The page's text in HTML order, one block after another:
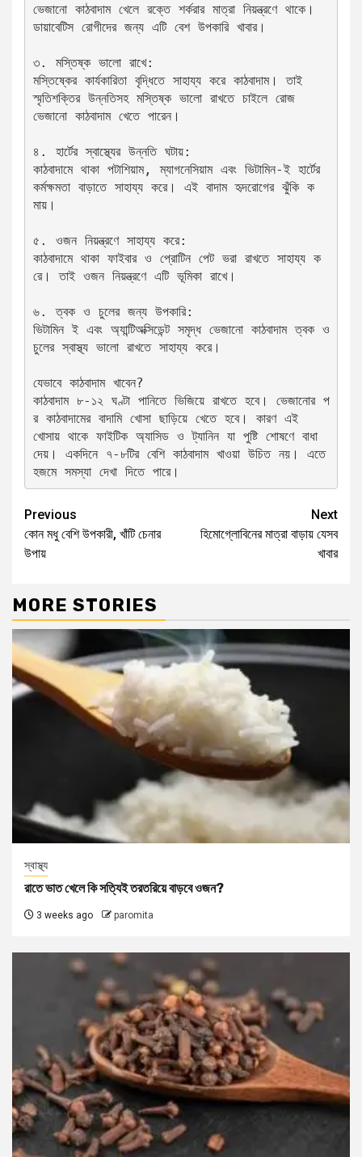
ভেজানো কাঠবাদাম খেলে রক্তে শর্করার মাত্রা নিয়ন্ত্রণে থাকে।
ডায়াবেটিস রোগীদের জন্য এটি বেশ উপকারি খাবার।
৩. মস্তিষ্ক ভালো রাখে:
মস্তিষ্কের কার্যকারিতা বৃদ্ধিতে সাহায্য করে কাঠবাদাম। তাই
স্মৃতিশক্তির উন্নতিসহ মস্তিষ্ক ভালো রাখতে চাইলে রোজ
ভেজানো কাঠবাদাম খেতে পারেন।
৪. হার্টের স্বাস্থ্যের উন্নতি ঘটায়:
কাঠবাদামে থাকা পটাশিয়াম, ম্যাগনেসিয়াম এবং ভিটামিন-ই হার্টের
কর্মক্ষমতা বাড়াতে সাহায্য করে। এই বাদাম হৃদরোগের ঝুঁকি ক
মায়।
৫. ওজন নিয়ন্ত্রণে সাহায্য করে:
কাঠবাদামে থাকা ফাইবার ও প্রোটিন পেট ভরা রাখতে সাহায্য ক
রে। তাই ওজন নিয়ন্ত্রণে এটি ভূমিকা রাখে।
৬. ত্বক ও চুলের জন্য উপকারি:
ভিটামিন ই এবং অ্যান্টিঅক্সিডেন্ট সমৃদ্ধ ভেজানো কাঠবাদাম ত্বক ও
চুলের স্বাস্থ্য ভালো রাখতে সাহায্য করে।
যেভাবে কাঠবাদাম খাবেন?
কাঠবাদাম ৮-১২ ঘণ্টা পানিতে ভিজিয়ে রাখতে হবে। ভেজানোর প
র কাঠবাদামের বাদামি খোসা ছাড়িয়ে খেতে হবে। কারণ এই
খোসায় থাকে ফাইটিক অ্যাসিড ও ট্যানিন যা পুষ্টি শোষণে বাধা
দেয়। একদিনে ৭-৮টির বেশি কাঠবাদাম খাওয়া উচিত নয়। এতে
হজমে সমস্যা দেখা দিতে পারে।
Previous
কোন মধু বেশি উপকারী, খাঁটি চেনার
উপায়
Next
হিমোগ্লোবিনের মাত্রা বাড়ায় যেসব
খাবার
MORE STORIES
স্বাস্থ্য
রাতে ভাত খেলে কি সত্যিই তরতরিয়ে বাড়বে ওজন?
3 weeks ago paromita